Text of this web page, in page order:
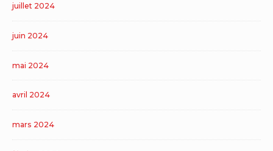
juillet 2024
juin 2024
mai 2024
avril 2024
mars 2024